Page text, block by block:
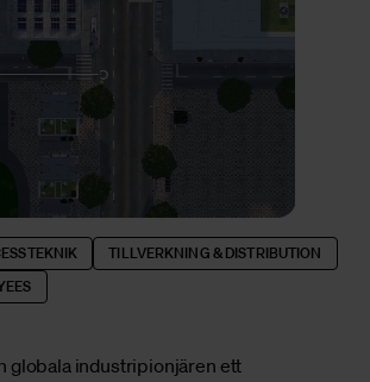
TILLVERKNING & DISTRIBUTION
globala industripionjären ett